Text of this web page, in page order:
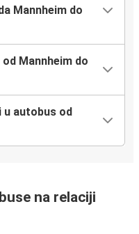
Mannheim do
Mannheim do
autobus od
na relaciji